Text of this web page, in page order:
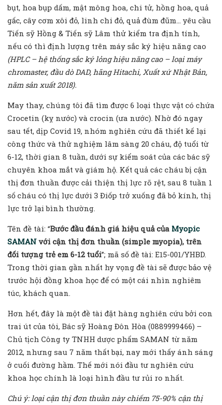
bụt, hoa bụp dấm, mật mông hoa, chi tử, hồng hoa, quả
gấc, cây cơm xôi đỏ, linh chi đỏ, quả đùm đũm… yêu cầu
Tiến sỹ Hồng & Tiến sỹ Lâm thử kiểm tra định tính,
nếu có thì định lượng trên máy sắc ký hiệu năng cao
(HPLC – hệ thống sắc ký lỏng hiệu năng cao – loại máy
chromaster, đầu dò DAD, hãng Hitachi, Xuất xứ Nhật Bản,
năm sản xuất 2018).
May thay, chúng tôi đã tìm được 6 loại thực vật có chứa
Crocetin (kỵ nước) và crocin (ưa nước). Nhờ đó ngay
sau tết, dịp Covid 19, nhóm nghiên cứu đã thiết kế lại
công thức và thử nghiệm lâm sàng 20 cháu, độ tuổi từ
6-12, thời gian 8 tuần, dưới sự kiểm soát của các bác sỹ
chuyên khoa mắt và giám hộ. Kết quả các cháu bị cận
thị đơn thuần được cải thiện thị lực rõ rệt, sau 8 tuần 1
số cháu có thị lực dưới 3 Điốp trở xuống đã bỏ kính, thị
lực trở lại bình thường.
Tên đề tài: “Bước đầu đánh giá hiệu quả của Myopic
SAMAN với cận thị đơn thuần (simple myopia), trên
đối tượng trẻ em 6-12 tuổi”; mã số đề tài: E15-001/YHBD.
Trong thời gian gần nhất hy vọng đề tài sẽ được bảo vệ
trước hội đồng khoa học để có một cái nhìn nghiêm
túc, khách quan.
Hơn hết, đây là một đề tài đặt hàng nghiên cứu bởi con
trai út của tôi, Bác sỹ Hoàng Đôn Hòa (0889999466) –
Chủ tịch Công ty TNHH dược phẩm SAMAN từ năm
2012, nhưng sau 7 năm thất bại, nay mới thấy ánh sáng
ở cuối đường hầm. Thế mới nói đầu tư nghiên cứu
khoa học chính là loại hình đầu tư rủi ro nhất.
Chú ý: loại cận thị đơn thuần này chiếm 75-90% cận thị